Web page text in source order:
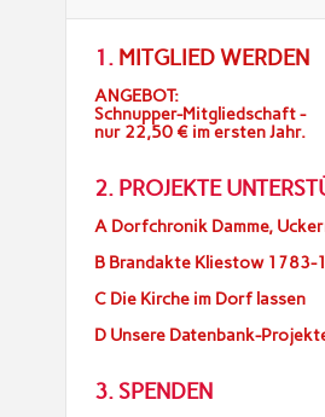
1. MITGLIED WERDEN
ANGEBOT:
Schnupper-Mitgliedschaft -
nur 22,50 € im ersten Jahr.
2. PROJEKTE
A Dorfchronik Damme,
B Brandakte Kliestow 1783-
C Die Kirche im Dorf lassen
D Unsere Datenbank-
3. SPENDEN